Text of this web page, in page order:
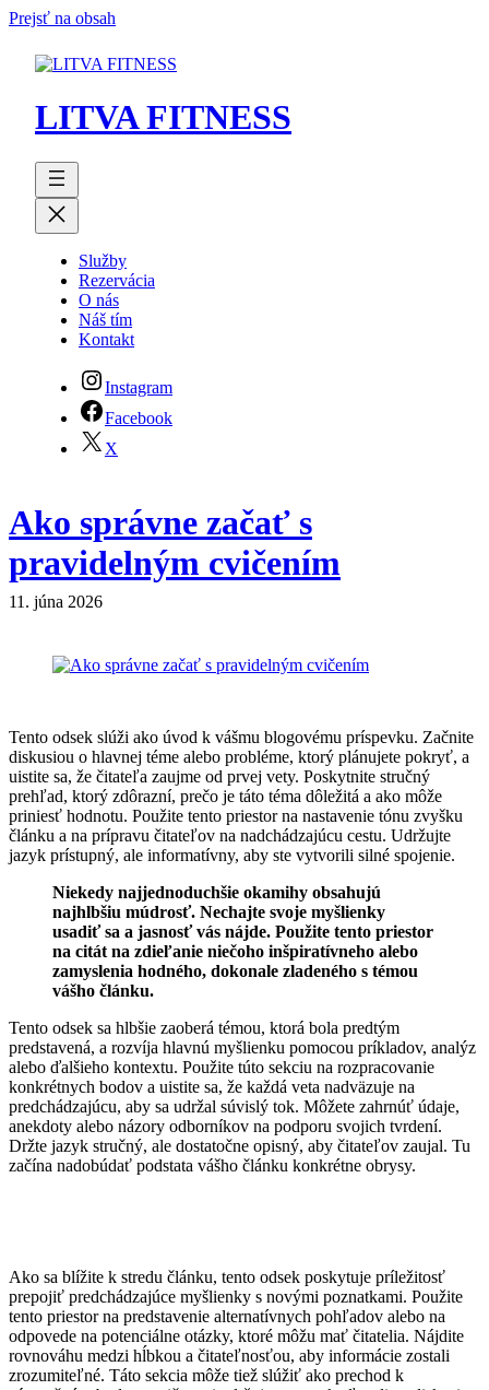
Prejsť na obsah
LITVA FITNESS
Služby
Rezervácia
O nás
Náš tím
Kontakt
Instagram
Facebook
X
Ako správne začať s
pravidelným cvičením
11. júna 2026
Tento odsek slúži ako úvod k vášmu blogovému príspevku. Začnite
diskusiou o hlavnej téme alebo probléme, ktorý plánujete pokryť, a
uistite sa, že čitateľa zaujme od prvej vety. Poskytnite stručný
prehľad, ktorý zdôrazní, prečo je táto téma dôležitá a ako môže
priniesť hodnotu. Použite tento priestor na nastavenie tónu zvyšku
článku a na prípravu čitateľov na nadchádzajúcu cestu. Udržujte
jazyk prístupný, ale informatívny, aby ste vytvorili silné spojenie.
Niekedy najjednoduchšie okamihy obsahujú
najhlbšiu múdrosť. Nechajte svoje myšlienky
usadiť sa a jasnosť vás nájde. Použite tento priestor
na citát na zdieľanie niečoho inšpiratívneho alebo
zamyslenia hodného, dokonale zladeného s témou
vášho článku.
Tento odsek sa hlbšie zaoberá témou, ktorá bola predtým
predstavená, a rozvíja hlavnú myšlienku pomocou príkladov, analýz
alebo ďalšieho kontextu. Použite túto sekciu na rozpracovanie
konkrétnych bodov a uistite sa, že každá veta nadväzuje na
predchádzajúcu, aby sa udržal súvislý tok. Môžete zahrnúť údaje,
anekdoty alebo názory odborníkov na podporu svojich tvrdení.
Držte jazyk stručný, ale dostatočne opisný, aby čitateľov zaujal. Tu
začína nadobúdať podstata vášho článku konkrétne obrysy.
Ako sa blížite k stredu článku, tento odsek poskytuje príležitosť
prepojiť predchádzajúce myšlienky s novými poznatkami. Použite
tento priestor na predstavenie alternatívnych pohľadov alebo na
odpovede na potenciálne otázky, ktoré môžu mať čitatelia. Nájdite
rovnováhu medzi hĺbkou a čitateľnosťou, aby informácie zostali
zrozumiteľné. Táto sekcia môže tiež slúžiť ako prechod k